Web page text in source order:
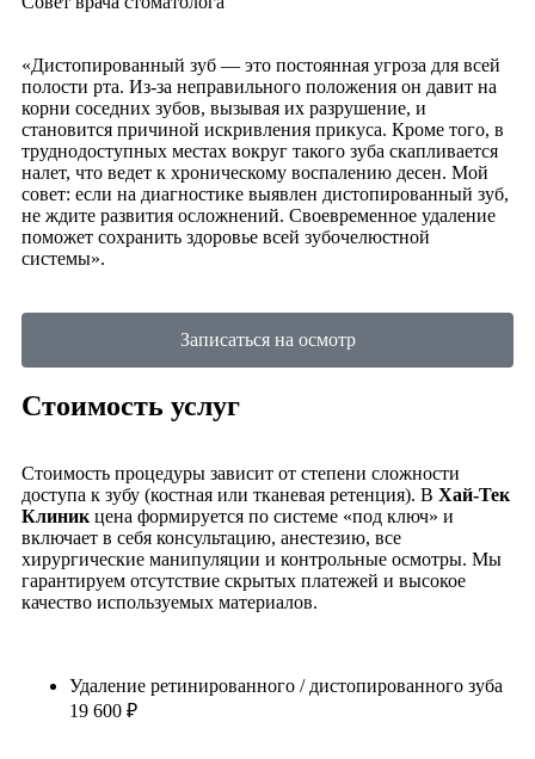
«Дистопированный зуб — это постоянная угроза для всей
полости рта. Из-за неправильного положения он давит на
корни соседних зубов, вызывая их разрушение, и
становится причиной искривления прикуса. Кроме того, в
труднодоступных местах вокруг такого зуба скапливается
налет, что ведет к хроническому воспалению десен. Мой
совет: если на диагностике выявлен дистопированный зуб,
не ждите развития осложнений. Своевременное удаление
поможет сохранить здоровье всей зубочелюстной
системы».
Записаться на осмотр
Стоимость услуг
Стоимость процедуры зависит от степени сложности
доступа к зубу (костная или тканевая ретенция). В Хай-Тек
Клиник цена формируется по системе «под ключ» и
включает в себя консультацию, анестезию, все
хирургические манипуляции и контрольные осмотры. Мы
гарантируем отсутствие скрытых платежей и высокое
качество используемых материалов.
Удаление ретинированного / дистопированного зуба
19 600 ₽